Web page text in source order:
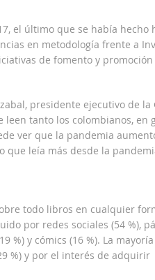
el último que se había hecho
en metodología frente a
de fomento y
presidente ejecutivo de la
tanto los colombianos, en
ver que la pandemia
que leía más desde la
todo libros en cualquier
por redes sociales (54 %),
%) y cómics (16 %). La mayoría
%) y por el interés de adquirir